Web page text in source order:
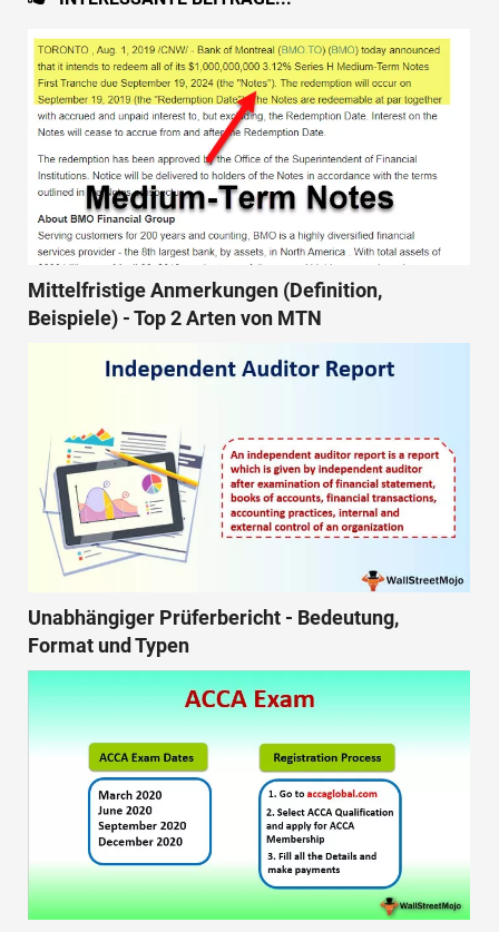
Mittelfristige Anmerkungen (Definition,
Beispiele) - Top 2 Arten von MTN
Unabhängiger Prüferbericht - Bedeutung,
Format und Typen